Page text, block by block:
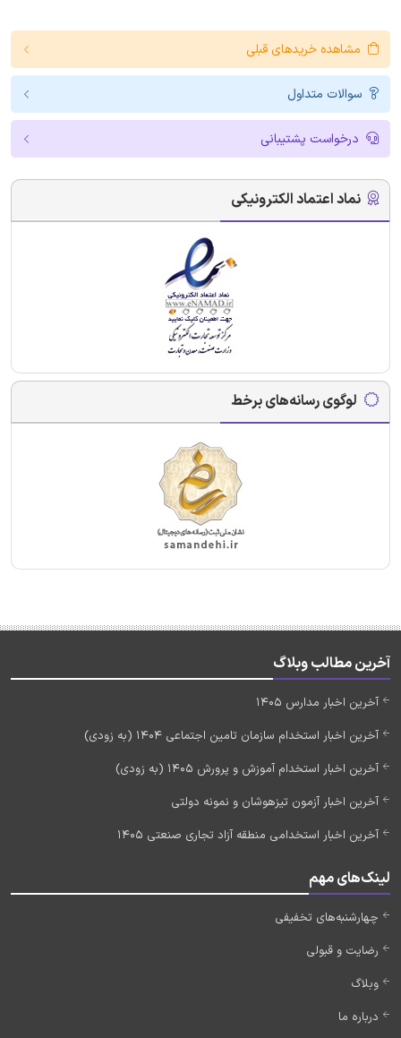
مشاهده خریدهای قبلی
سوالات متداول
درخواست پشتیبانی
نماد اعتماد الکترونیکی
لوگوی رسانه‌های برخط
آخرین مطالب وبلاگ
آخرین اخبار مدارس 1405
آخرین اخبار استخدام سازمان تامین اجتماعی 1404 (به زودی)
آخرین اخبار استخدام آموزش و پرورش 1405 (به زودی)
آخرین اخبار آزمون تیزهوشان و نمونه دولتی
آخرین اخبار استخدامی منطقه آزاد تجاری صنعتی 1405
لینک‌های مهم
چهارشنبه‌های تخفیفی
رضایت و قبولی
وبلاگ
درباره ما